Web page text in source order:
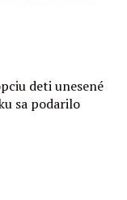
deti unesené
sa podarilo